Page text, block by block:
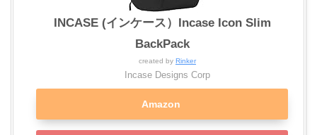
INCASE (インケース）Incase Icon Slim
BackPack
created by Rinker
Incase Designs Corp
Amazon